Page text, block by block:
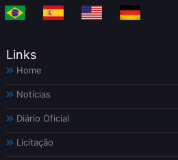
Links
Home
Notícias
Diário Oficial
Licitação